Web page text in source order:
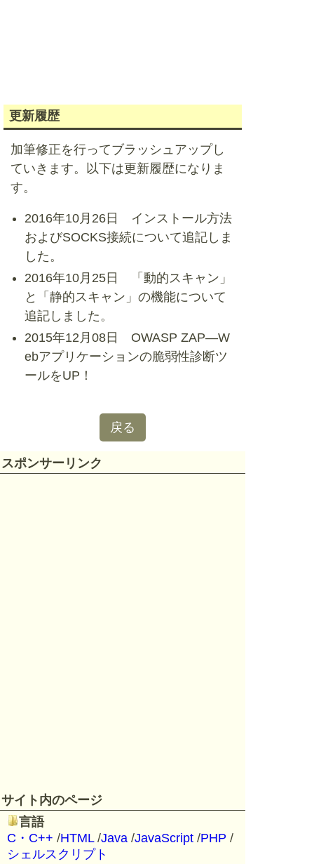
更新履歴
加筆修正を行ってブラッシュアップし
ていきます。以下は更新履歴になりま
す。
2016年10月26日 インストール方法
およびSOCKS接続について追記しま
した。
2016年10月25日 「動的スキャン」
と「静的スキャン」の機能について
追記しました。
2015年12月08日 OWASP ZAP―W
ebアプリケーションの脆弱性診断ツ
ールをUP！
戻る
スポンサーリンク
サイト内のページ
言語
C・C++ /HTML/Java /JavaScript /PHP /
シェルスクリプト